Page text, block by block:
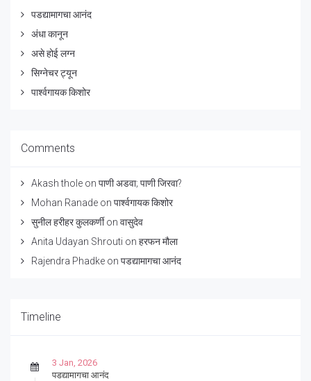
पडद्यामागचा आनंद
अंधा कानून
असे होई लग्न
सिग्नेचर ट्यून
पार्श्वगायक किशोर
Comments
Akash thole on पाणी अडवा; पाणी जिरवा?
Mohan Ranade on पार्श्वगायक किशोर
सुनील हरीहर कुलकर्णीon वासुदेव
Anita Udayan Shrouti on हरफन मौला
Rajendra Phadke on पडद्यामागचा आनंद
Timeline
3 Jan, 2026
पडद्यामागचा आनंद